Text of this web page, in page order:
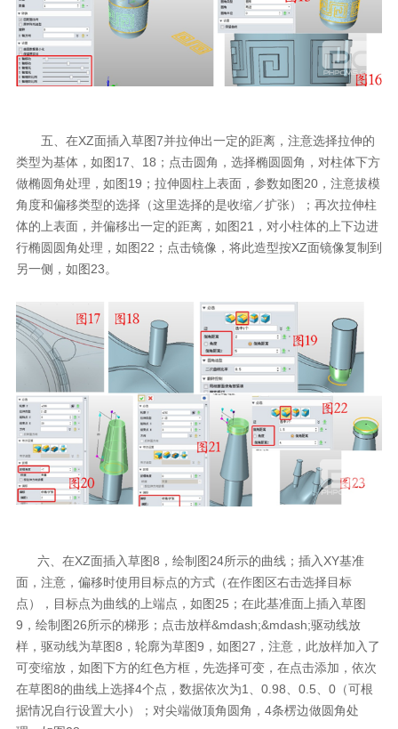
五、在XZ面插入草图7并拉伸出一定的距离，注意选择拉伸的
类型为基体，如图17、18；点击圆角，选择椭圆圆角，对柱体下方
做椭圆角处理，如图19；拉伸圆柱上表面，参数如图20，注意拔模
角度和偏移类型的选择（这里选择的是收缩／扩张）；再次拉伸柱
体的上表面，并偏移出一定的距离，如图21，对小柱体的上下边进
行椭圆圆角处理，如图22；点击镜像，将此造型按XZ面镜像复制到
另一侧，如图23。
六、在XZ面插入草图8，绘制图24所示的曲线；插入XY基准
面，注意，偏移时使用目标点的方式（在作图区右击选择目标
点），目标点为曲线的上端点，如图25；在此基准面上插入草图
9，绘制图26所示的梯形；点击放样&mdash;&mdash;驱动线放
样，驱动线为草图8，轮廓为草图9，如图27，注意，此放样加入了
可变缩放，如图下方的红色方框，先选择可变，在点击添加，依次
在草图8的曲线上选择4个点，数据依次为1、0.98、0.5、0（可根
据情况自行设置大小）；对尖端做顶角圆角，4条楞边做圆角处